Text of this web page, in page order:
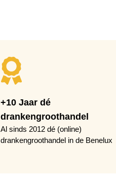
+10 Jaar dé
drankengroothandel
Al sinds 2012 dé (online)
drankengroothandel in de Benelux